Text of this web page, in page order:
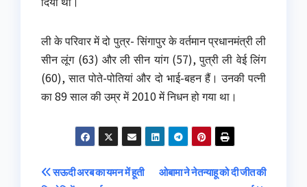
ली के परिवार में दो पुत्र- सिंगापुर के वर्तमान प्रधानमंत्री ली
सीन लूंग (63) और ली सीन यांग (57), पुत्री ली वेई लिंग
(60), सात पोते-पोतियां और दो भाई-बहन हैं। उनकी पत्नी
का 89 साल की उम्र में 2010 में निधन हो गया था।
Post
ओबामा ने नेतन्याहू को दी जीत की
सऊदी अरब का यमन में हूती